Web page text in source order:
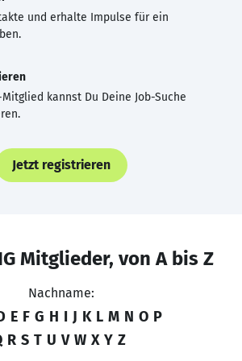
und erhalte Impulse für ein
kannst Du Deine Job-Suche
Jetzt registrieren
Mitglieder, von A bis Z
Nachname:
E F G H I J K L M N O P
R S T U V W X Y Z